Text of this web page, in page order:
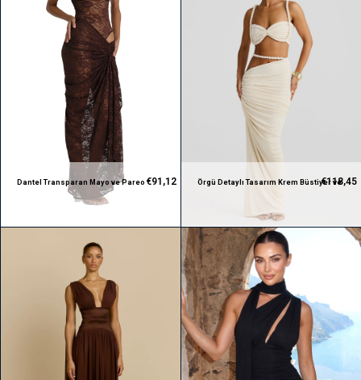
Dantel Transparan Mayo ve Pareo
Tasarım Kahverengi Takım
€91,12
Örgü Detaylı Tasarım Krem Büstiyer ve
€118,45